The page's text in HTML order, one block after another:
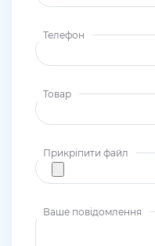
Телефон
Товар
Прикріпити файл
Ваше повідомлення